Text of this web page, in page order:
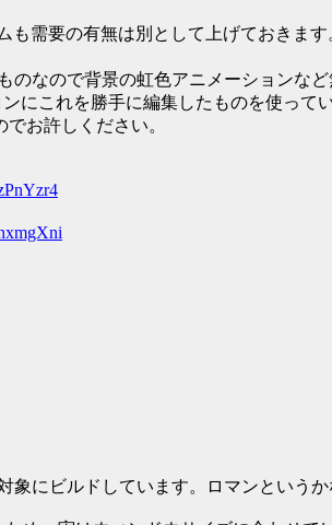
需要の有無は別として上げておきま
なので背景の虹色アニメーションなど
にこれを勝手に編集したものを使っ
お許しください。
象にビルドしています。ロマンという